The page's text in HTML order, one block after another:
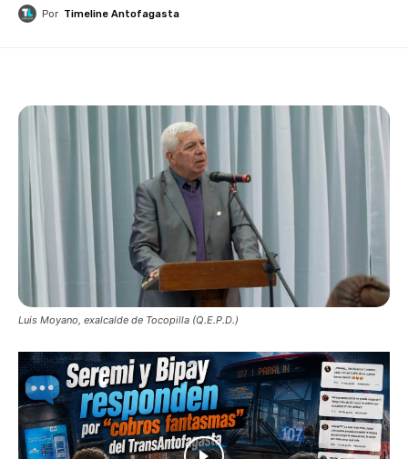
Por Timeline Antofagasta
Luis Moyano, exalcalde de Tocopilla (Q.E.P.D.)